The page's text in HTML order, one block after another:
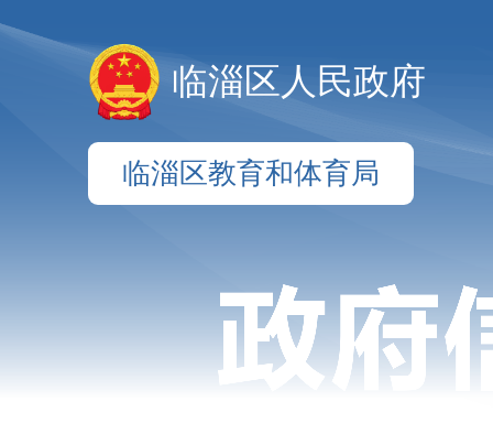
临淄区人民政府
临淄区教育和体育局